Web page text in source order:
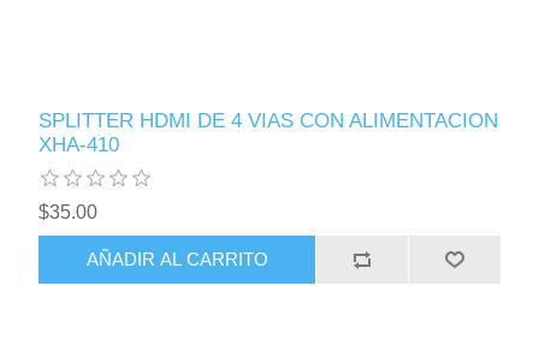
SPLITTER HDMI DE 4 VIAS CON ALIMENTACION
XHA-410
$35.00
AÑADIR AL CARRITO